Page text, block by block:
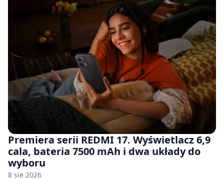
Premiera serii REDMI 17. Wyświetlacz 6,9
cala, bateria 7500 mAh i dwa układy do
wyboru
8 sie 2026